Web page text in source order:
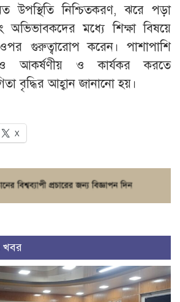
উপস্থিতি নিশ্চিতকরণ, ঝরে পড়া
অভিভাবকদের মধ্যে শিক্ষা বিষয়ে
গুরুত্বারোপ করেন। পাশাপাশি
আকর্ষণীয় ও কার্যকর করতে
বৃদ্ধির আহ্বান জানানো হয়।
X
খবর